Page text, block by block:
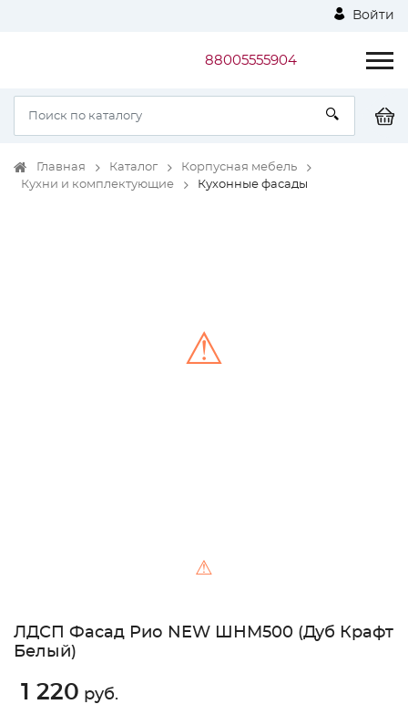
Войти
88005555904
Главная Каталог
Корпусная мебель
Кухни и комплектующие
Кухонные фасады
⚠
⚠
ЛДСП Фасад Рио NEW ШНМ500 (Дуб Крафт
Белый)
1 220 руб.